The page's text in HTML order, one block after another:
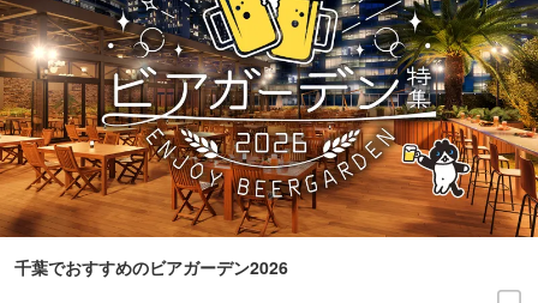
千葉でおすすめのビアガーデン2026